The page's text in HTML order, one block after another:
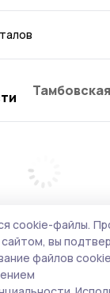
cookie-файлы.
вы
файлов